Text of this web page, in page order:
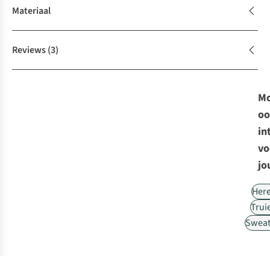
Materiaal
Reviews(3)